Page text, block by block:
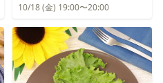
10/18 (金) 19:00〜20:00